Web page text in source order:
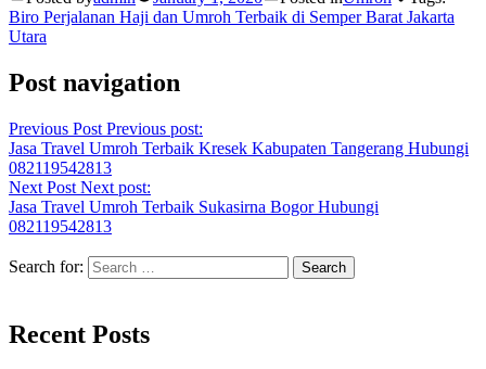
Biro Perjalanan Haji dan Umroh Terbaik di Semper Barat Jakarta
Utara
Post navigation
Previous Post Previous post:
Jasa Travel Umroh Terbaik Kresek Kabupaten Tangerang Hubungi
082119542813
Next Post Next post:
Jasa Travel Umroh Terbaik Sukasirna Bogor Hubungi
082119542813
Search for:
Recent Posts